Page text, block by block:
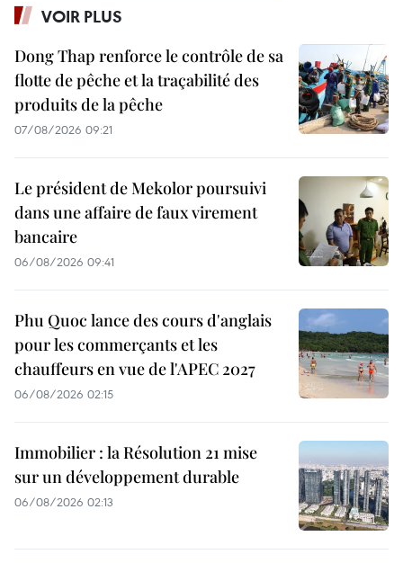
VOIR PLUS
Dong Thap renforce le contrôle de sa
flotte de pêche et la traçabilité des
produits de la pêche
07/08/2026 09:21
Le président de Mekolor poursuivi
dans une affaire de faux virement
bancaire
06/08/2026 09:41
Phu Quoc lance des cours d'anglais
pour les commerçants et les
chauffeurs en vue de l'APEC 2027
06/08/2026 02:15
Immobilier : la Résolution 21 mise
sur un développement durable
06/08/2026 02:13